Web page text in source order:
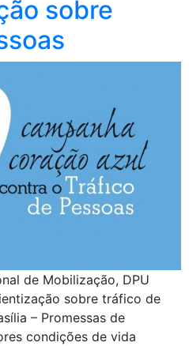
sobre
de Mobilização, DPU
sobre tráfico de
– Promessas de
condições de vida